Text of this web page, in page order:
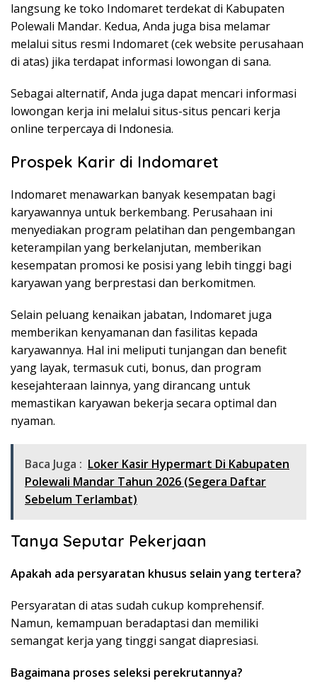
langsung ke toko Indomaret terdekat di Kabupaten
Polewali Mandar. Kedua, Anda juga bisa melamar
melalui situs resmi Indomaret (cek website perusahaan
di atas) jika terdapat informasi lowongan di sana.
Sebagai alternatif, Anda juga dapat mencari informasi
lowongan kerja ini melalui situs-situs pencari kerja
online terpercaya di Indonesia.
Prospek Karir di Indomaret
Indomaret menawarkan banyak kesempatan bagi
karyawannya untuk berkembang. Perusahaan ini
menyediakan program pelatihan dan pengembangan
keterampilan yang berkelanjutan, memberikan
kesempatan promosi ke posisi yang lebih tinggi bagi
karyawan yang berprestasi dan berkomitmen.
Selain peluang kenaikan jabatan, Indomaret juga
memberikan kenyamanan dan fasilitas kepada
karyawannya. Hal ini meliputi tunjangan dan benefit
yang layak, termasuk cuti, bonus, dan program
kesejahteraan lainnya, yang dirancang untuk
memastikan karyawan bekerja secara optimal dan
nyaman.
Baca Juga : Loker Kasir Hypermart Di Kabupaten
Polewali Mandar Tahun 2026 (Segera Daftar
Sebelum Terlambat)
Tanya Seputar Pekerjaan
Apakah ada persyaratan khusus selain yang tertera?
Persyaratan di atas sudah cukup komprehensif.
Namun, kemampuan beradaptasi dan memiliki
semangat kerja yang tinggi sangat diapresiasi.
Bagaimana proses seleksi perekrutannya?